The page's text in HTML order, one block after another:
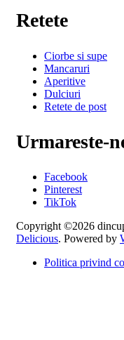
Retete
Ciorbe si supe
Mancaruri
Aperitive
Dulciuri
Retete de post
Urmareste-
Facebook
Pinterest
TikTok
Copyright ©2026
Delicious. Powered by
Politica privind